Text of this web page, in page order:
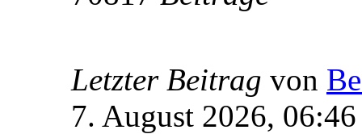
Letzter Beitrag von
7. August 2026, 06:46